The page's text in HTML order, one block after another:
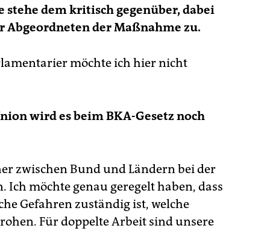
stehe dem kritisch gegenüber, dabei
der Maßnahme zu.
möchte ich hier nicht
wird es beim BKA-Gesetz noch
zwischen Bund und Ländern bei der
Ich möchte genau geregelt haben, dass
Gefahren zuständig ist, welche
Für doppelte Arbeit sind unsere